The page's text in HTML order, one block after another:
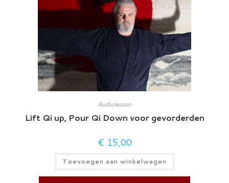
Audiolessen
Lift Qi up, Pour Qi Down voor gevorderden
€ 15,00
Toevoegen aan winkelwagen